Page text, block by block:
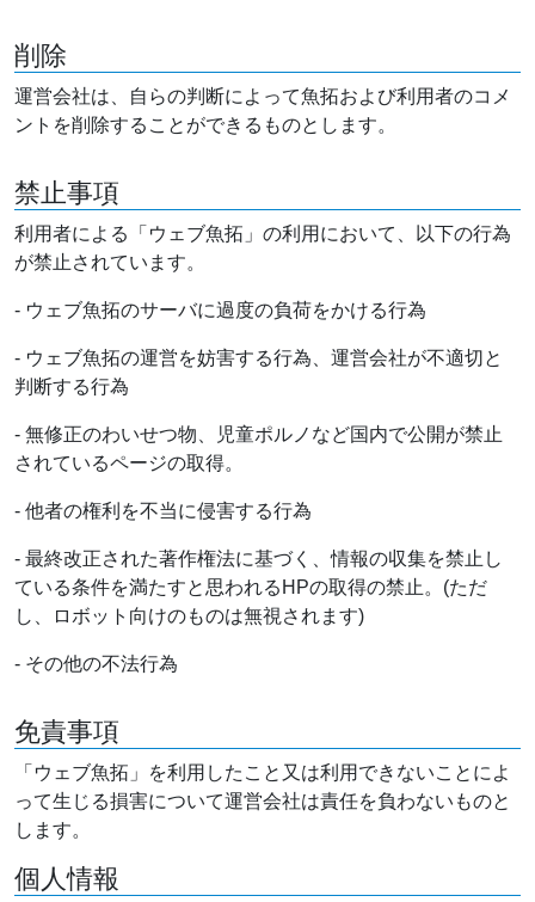
削除
運営会社は、自らの判断によって魚拓および利用者のコメ
ントを削除することができるものとします。
禁止事項
利用者による「ウェブ魚拓」の利用において、以下の行為
が禁止されています。
- ウェブ魚拓のサーバに過度の負荷をかける行為
- ウェブ魚拓の運営を妨害する行為、運営会社が不適切と
判断する行為
- 無修正のわいせつ物、児童ポルノなど国内で公開が禁止
されているページの取得。
- 他者の権利を不当に侵害する行為
- 最終改正された著作権法に基づく、情報の収集を禁止し
ている条件を満たすと思われるHPの取得の禁止。(ただ
し、ロボット向けのものは無視されます)
- その他の不法行為
免責事項
「ウェブ魚拓」を利用したこと又は利用できないことによ
って生じる損害について運営会社は責任を負わないものと
します。
個人情報